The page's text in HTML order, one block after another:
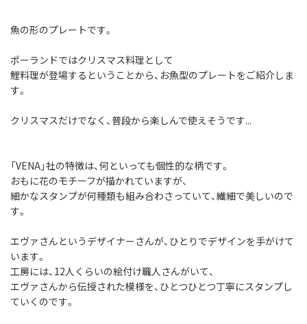
魚の形のプレートです。
ポーランドではクリスマス料理として
鯉料理が登場するということから、お魚型のプレートをご紹介しま
す。
クリスマスだけでなく、普段から楽しんで使えそうです...
「VENA」社の特徴は、何といっても個性的な柄です。
おもに花のモチーフが描かれていますが、
細かなスタンプが何種類も組み合わさっていて、繊細で美しいので
す。
エヴァさんというデザイナーさんが、ひとりでデザインを手がけて
います。
工房には、12人くらいの絵付け職人さんがいて、
エヴァさんから伝授された模様を、ひとつひとつ丁寧にスタンプし
ていくのです。